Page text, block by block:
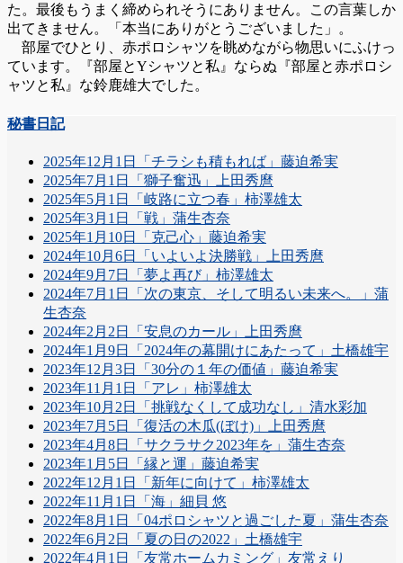
た。最後もうまく締められそうにありません。この言葉しか
出てきません。「本当にありがとうございました」。
部屋でひとり、赤ポロシャツを眺めながら物思いにふけっ
ています。『部屋とYシャツと私』ならぬ『部屋と赤ポロシ
ャツと私』な鈴鹿雄大でした。
秘書日記
2025年12月1日「チラシも積もれば」藤迫希実
2025年7月1日「獅子奮迅」上田秀麿
2025年5月1日「岐路に立つ春」柿澤雄太
2025年3月1日「戦」蒲生杏奈
2025年1月10日「克己心」藤迫希実
2024年10月6日「いよいよ決勝戦」上田秀麿
2024年9月7日「夢よ再び」柿澤雄太
2024年7月1日「次の東京、そして明るい未来へ。」蒲
生杏奈
2024年2月2日「安息のカール」上田秀麿
2024年1月9日「2024年の幕開けにあたって」土橋雄宇
2023年12月3日「30分の１年の価値」藤迫希実
2023年11月1日「アレ」柿澤雄太
2023年10月2日「挑戦なくして成功なし」清水彩加
2023年7月5日「復活の木瓜(ぼけ)」上田秀麿
2023年4月8日「サクラサク2023年を」蒲生杏奈
2023年1月5日「縁と運」藤迫希実
2022年12月1日「新年に向けて」柿澤雄太
2022年11月1日「海」細貝 悠
2022年8月1日「04ポロシャツと過ごした夏」蒲生杏奈
2022年6月2日「夏の日の2022」土橋雄宇
2022年4月1日「友常ホームカミング」友常えり